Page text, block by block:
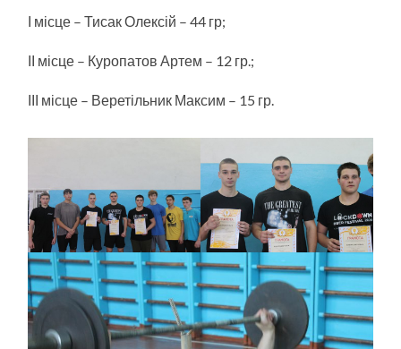
І місце – Тисак Олексій – 44 гр;
ІІ місце – Куропатов Артем – 12 гр.;
ІІІ місце – Веретільник Максим – 15 гр.